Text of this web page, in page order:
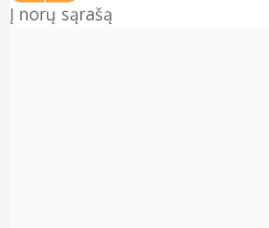
Į norų sąrašą